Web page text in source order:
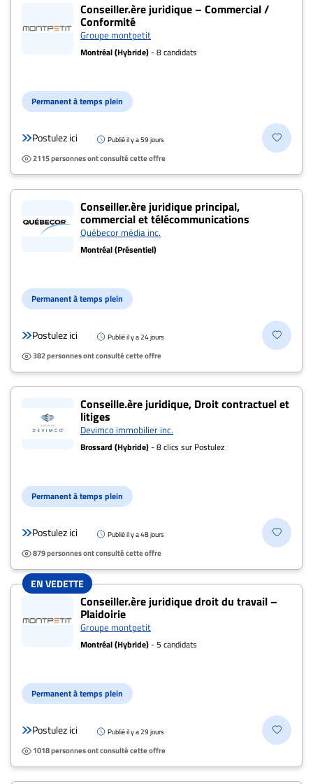
Conseiller.ère juridique – Commercial /
Conformité
Groupe montpetit
Montréal (Hybride)- 8 candidats
Permanent à temps plein
Postulez ici Publié il y a 59 jours
2115 personnes ont consulté cette offre
Conseiller.ère juridique principal,
commercial et télécommunications
Québecor média inc.
Montréal (Présentiel)
Permanent à temps plein
Postulez ici Publié il y a 24 jours
382 personnes ont consulté cette offre
Conseille.ère juridique, Droit contractuel et
litiges
Devimco immobilier inc.
Brossard (Hybride)- 8 clics sur Postulez
Permanent à temps plein
Postulez ici Publié il y a 48 jours
879 personnes ont consulté cette offre
EN VEDETTE
Conseiller.ère juridique droit du travail –
Plaidoirie
Groupe montpetit
Montréal (Hybride)- 5 candidats
Permanent à temps plein
Postulez ici Publié il y a 29 jours
1018 personnes ont consulté cette offre